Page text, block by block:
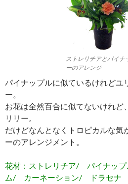
ストレリチアとパイナ
ーのアレンジ
パイナップルに似ているけれどユ
ー。
お花は全然百合に似てないけれど
リリー。
だけどなんとなくトロピカルな気
ーのアレンジメント。
花材：ストレリチア/ パイナッ
ム/ カーネーション/ ドラセナ